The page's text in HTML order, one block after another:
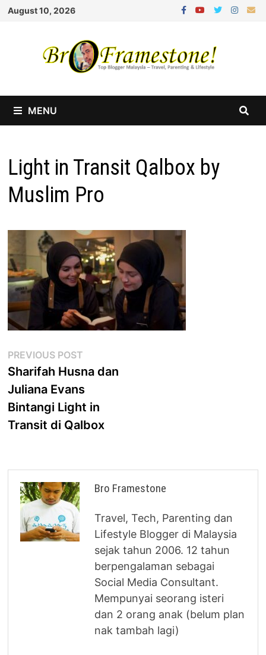
Skip
August 10, 2026
MENU
Light in Transit Qalbox by
Muslim Pro
Post
navigation
PREVIOUS POST
post:
Sharifah Husna dan
Juliana Evans
Bintangi Light in
Transit di Qalbox
Bro Framestone
Travel, Tech, Parenting dan
Lifestyle Blogger di Malaysia
sejak tahun 2006. 12 tahun
berpengalaman sebagai
Social Media Consultant.
Mempunyai seorang isteri
dan 2 orang anak (belum plan
nak tambah lagi)